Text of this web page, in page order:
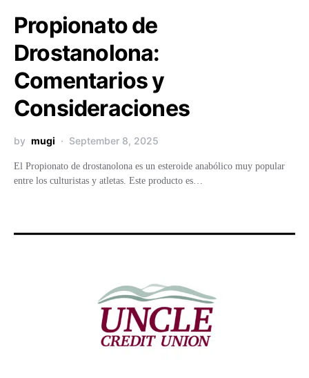
Propionato de
Drostanolona:
Comentarios y
Consideraciones
by mugi September 8, 2025
El Propionato de drostanolona es un esteroide anabólico muy popular
entre los culturistas y atletas. Este producto es…